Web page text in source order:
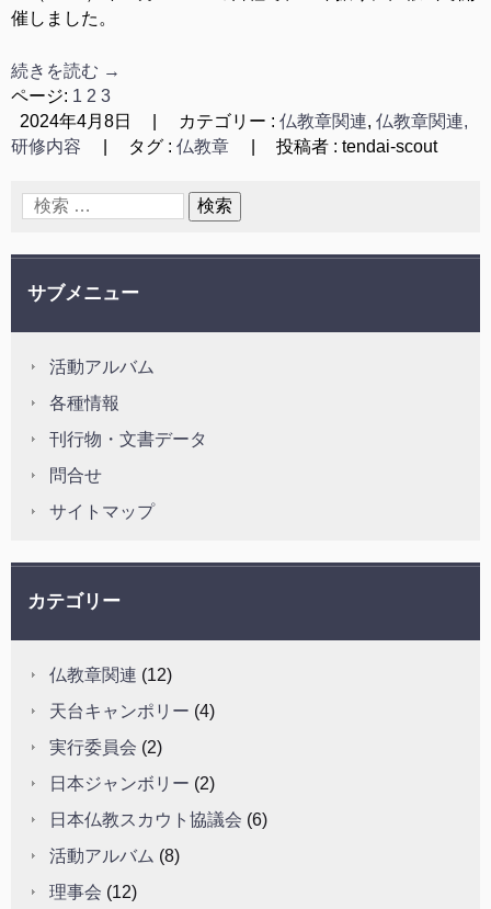
催しました。
続きを読む →
ページ: 1 2 3
2024年4月8日
カテゴリー : 仏教章関連, 仏教章関連,
研修内容
タグ :仏教章 投稿者 : tendai-scout
サブメニュー
活動アルバム
各種情報
刊行物・文書データ
問合せ
サイトマップ
カテゴリー
仏教章関連 (12)
天台キャンポリー (4)
実行委員会 (2)
日本ジャンボリー (2)
日本仏教スカウト協議会 (6)
活動アルバム (8)
理事会 (12)